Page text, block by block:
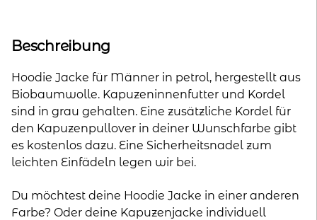
petrol
Beschreibung
Hoodie Jacke für Männer in petrol, hergestellt aus
Biobaumwolle. Kapuzeninnenfutter und Kordel
sind in grau gehalten. Eine zusätzliche Kordel für
den Kapuzenpullover in deiner Wunschfarbe gibt
es kostenlos dazu. Eine Sicherheitsnadel zum
leichten Einfädeln legen wir bei.
Du möchtest deine Hoodie Jacke in einer anderen
Farbe? Oder deine Kapuzenjacke individuell